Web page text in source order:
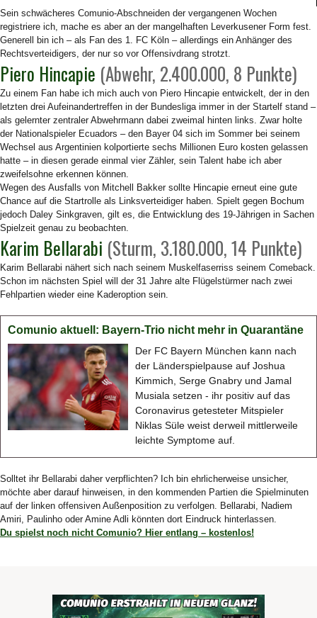
Sein schwächeres Comunio-Abschneiden der vergangenen Wochen
registriere ich, mache es aber an der mangelhaften Leverkusener Form fest.
Generell bin ich – als Fan des 1. FC Köln – allerdings ein Anhänger des
Rechtsverteidigers, der nur so vor Offensivdrang strotzt.
Piero Hincapie (Abwehr, 2.400.000, 8 Punkte)
Zu einem Fan habe ich mich auch von Piero Hincapie entwickelt, der in den
letzten drei Aufeinandertreffen in der Bundesliga immer in der Startelf stand –
als gelernter zentraler Abwehrmann dabei zweimal hinten links. Zwar holte
der Nationalspieler Ecuadors – den Bayer 04 sich im Sommer bei seinem
Wechsel aus Argentinien kolportierte sechs Millionen Euro kosten gelassen
hatte – in diesen gerade einmal vier Zähler, sein Talent habe ich aber
zweifelsohne erkennen können.
Wegen des Ausfalls von Mitchell Bakker sollte Hincapie erneut eine gute
Chance auf die Startrolle als Linksverteidiger haben. Spielt gegen Bochum
jedoch Daley Sinkgraven, gilt es, die Entwicklung des 19-Jährigen in Sachen
Spielzeit genau zu beobachten.
Karim Bellarabi (Sturm, 3.180.000, 14 Punkte)
Karim Bellarabi nähert sich nach seinem Muskelfaserriss seinem Comeback.
Schon im nächsten Spiel will der 31 Jahre alte Flügelstürmer nach zwei
Fehlpartien wieder eine Kaderoption sein.
Comunio aktuell: Bayern-Trio nicht mehr in Quarantäne
Der FC Bayern München kann nach
der Länderspielpause auf Joshua
Kimmich, Serge Gnabry und Jamal
Musiala setzen - ihr positiv auf das
Coronavirus getesteter Mitspieler
Niklas Süle weist derweil mittlerweile
leichte Symptome auf.
Solltet ihr Bellarabi daher verpflichten? Ich bin ehrlicherweise unsicher,
möchte aber darauf hinweisen, in den kommenden Partien die Spielminuten
auf der linken offensiven Außenposition zu verfolgen. Bellarabi, Nadiem
Amiri, Paulinho oder Amine Adli könnten dort Eindruck hinterlassen.
Du spielst noch nicht Comunio? Hier entlang – kostenlos!